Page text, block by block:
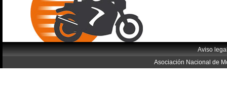
Aviso
Asociación Nacional de